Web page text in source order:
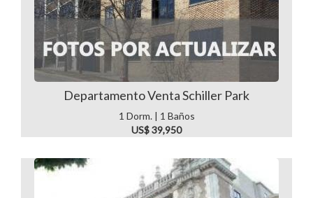
Departamento Venta Schiller Park
1 Dorm. | 1 Baños
US$ 39,950